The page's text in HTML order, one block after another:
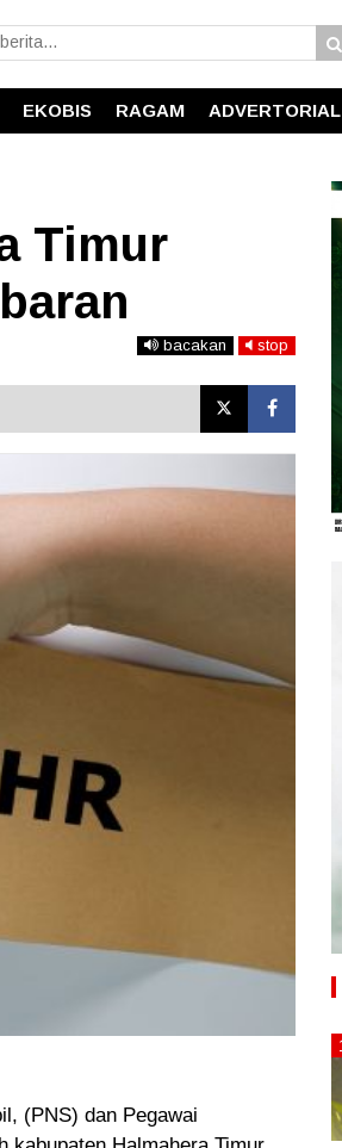
EKOBIS RAGAM ADVERTORIAL
Timur
bacakan stop
(PNS) dan Pegawai